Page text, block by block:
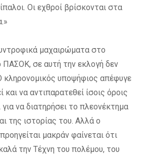
Οι εχθροί βρίσκονται στα
μαχαιρώματα στο
ΠΑΣΟΚ, σε αυτή την εκλογή δεν
κληρονομικός υποψήφιος απέφυγε
και να αντιπαρατεθεί ίσοις όροις
να διατηρήσει το πλεονέκτημα
της ιστορίας του. Αλλά ο
μακράν φαίνεται ότι
την Τέχνη του πολέμου, του